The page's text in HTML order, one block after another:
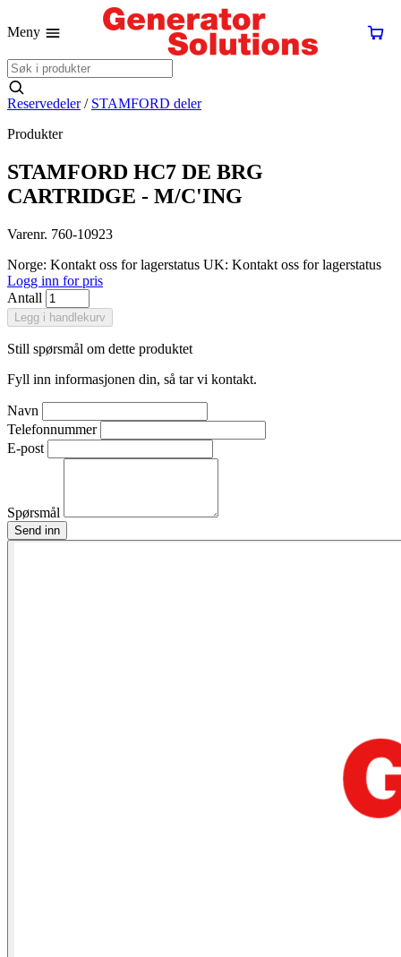
Meny
Reservedeler / STAMFORD deler
Produkter
STAMFORD HC7 DE BRG
CARTRIDGE - M/C'ING
Varenr. 760-10923
Norge: Kontakt oss for lagerstatus UK: Kontakt oss for lagerstatus
Logg inn for pris
Antall
Legg i handlekurv
Still spørsmål om dette produktet
Fyll inn informasjonen din, så tar vi kontakt.
Navn
Telefonnummer
E-post
Spørsmål
Send inn